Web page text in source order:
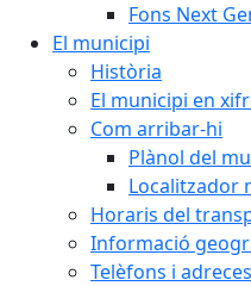
Fons Next
El municipi
Història
El municipi en
Com arribar-hi
Plànol del
Localitzador
Horaris del
Informació
Telèfons i